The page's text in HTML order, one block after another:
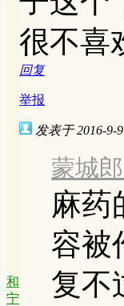
很不喜
回复
举报
和
宁
发表于 2016-9-
蒙城
麻药
容被
复不